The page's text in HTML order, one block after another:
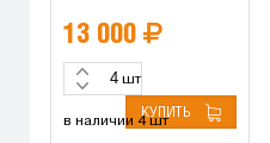
13 000
шт
КУПИТЬ
в наличии 4 шт